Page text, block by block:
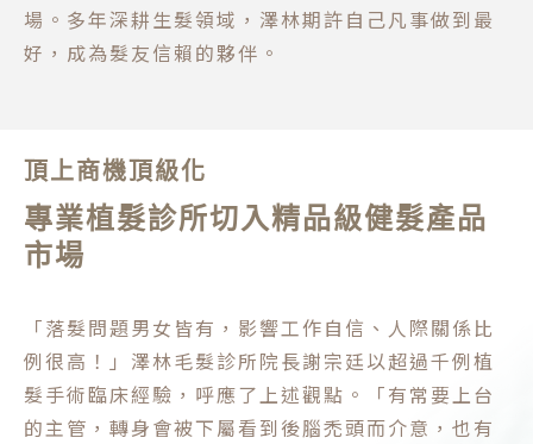
場。多年深耕生髮領域，澤林期許自己凡事做到最
好，成為髮友信賴的夥伴。
頂上商機頂級化
專業植髮診所切入精品級健髮產品
市場
「落髮問題男女皆有，影響工作自信、人際關係比
例很高！」澤林毛髮診所院長謝宗廷以超過千例植
髮手術臨床經驗，呼應了上述觀點。「有常要上台
的主管，轉身會被下屬看到後腦禿頭而介意，也有